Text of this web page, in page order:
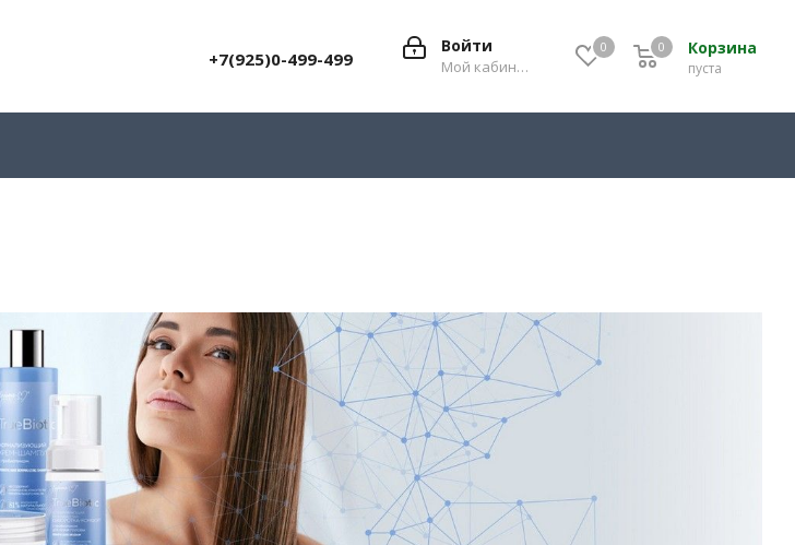
0 Корзина
0
пуста
0
Войти
Мой кабинет
+7(925)0-499-499